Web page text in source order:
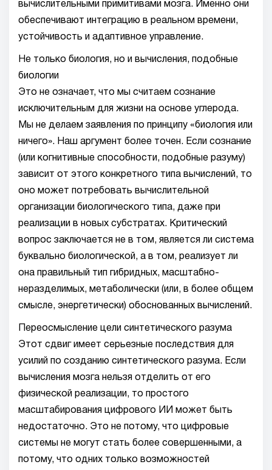
вычислительными примитивами мозга. Именно они
обеспечивают интеграцию в реальном времени,
устойчивость и адаптивное управление.
Не только биология, но и вычисления, подобные
биологии
Это не означает, что мы считаем сознание
исключительным для жизни на основе углерода.
Мы не делаем заявления по принципу «биология или
ничего». Наш аргумент более точен. Если сознание
(или когнитивные способности, подобные разуму)
зависит от этого конкретного типа вычислений, то
оно может потребовать вычислительной
организации биологического типа, даже при
реализации в новых субстратах. Критический
вопрос заключается не в том, является ли система
буквально биологической, а в том, реализует ли
она правильный тип гибридных, масштабно-
неразделимых, метаболически (или, в более общем
смысле, энергетически) обоснованных вычислений.
Переосмысление цели синтетического разума
Этот сдвиг имеет серьезные последствия для
усилий по созданию синтетического разума. Если
вычисления мозга нельзя отделить от его
физической реализации, то простого
масштабирования цифрового ИИ может быть
недостаточно. Это не потому, что цифровые
системы не могут стать более совершенными, а
потому, что одних только возможностей